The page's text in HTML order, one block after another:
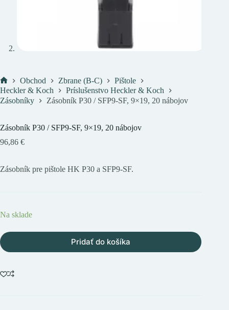
Domov
Obchod Zbrane (B-C)
Pištole
Heckler & Koch
Príslušenstvo Heckler & Koch
Zásobníky
Zásobník P30 / SFP9-SF, 9×19, 20 nábojov
Zásobník P30 / SFP9-SF, 9×19, 20 nábojov
96,86 €
Zásobník pre pištole HK P30 a SFP9-SF.
Na sklade
Pridať do košíka